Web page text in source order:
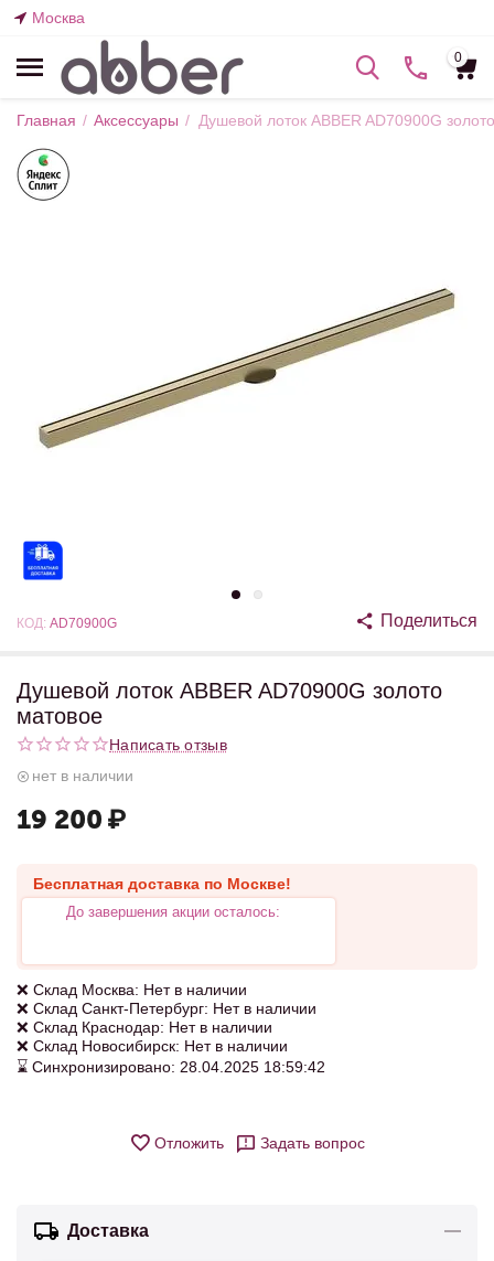
Москва
0
Главная / Аксессуары / Душевой лоток ABBER AD70900G
КОД: AD70900G Поделиться
Душевой лоток ABBER AD70900G золото
матовое
Написать отзыв
нет в наличии
19 200 ₽
Бесплатная доставка по Москве!
До завершения акции осталось:
❌ Склад Москва: Нет в наличии
❌ Склад Санкт-Петербург: Нет в наличии
❌ Склад Краснодар: Нет в наличии
❌ Склад Новосибирск: Нет в наличии
⌛ Синхронизировано: 28.04.2025 18:59:42
Отложить Задать вопрос
Доставка